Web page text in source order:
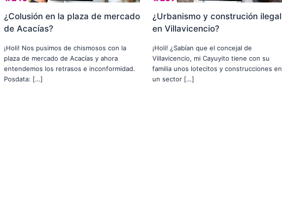
¿Colusión en la plaza de mercado
de Acacías?
¡Holi! Nos pusimos de chismosos con la
plaza de mercado de Acacías y ahora
entendemos los retrasos e inconformidad.
Posdata: […]
¿Urbanismo y construción ilegal
en Villavicencio?
¡Holi! ¿Sabían que el concejal de
Villavicencio, mi Cayuyito tiene con su
familia unos lotecitos y construcciones en
un sector […]